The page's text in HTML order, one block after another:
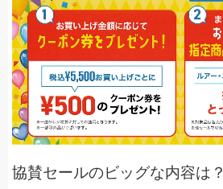
協賛セールのビッグな内容は？